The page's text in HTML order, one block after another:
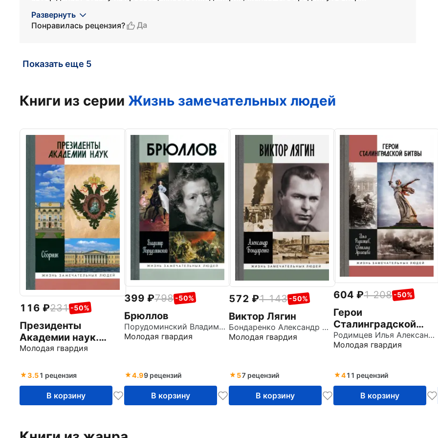
Развернуть
Понравилась рецензия?
Да
Показать еще 5
Книги из серии Жизнь замечательных людей
116 231 -50%
Президенты
Академии наук.
Сборник
Молодая гвардия
3.51 рецензия
В корзину
399 798 -50%
Брюллов
Порудоминский Владимир Ильич
Молодая гвардия
4.99 рецензий
В корзину
572 1 143 -50%
Виктор Лягин
Бондаренко Александр Юльевич
Молодая гвардия
57 рецензий
В корзину
604 1 208 -50%
Герои
Сталинградской
битвы
Родимцев Илья Александрович
Молодая гвардия
411 рецензий
В корзину